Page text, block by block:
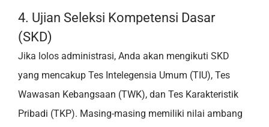
4. Ujian Seleksi Kompetensi Dasar
(SKD)
Jika lolos administrasi, Anda akan mengikuti SKD
yang mencakup Tes Intelegensia Umum (TIU), Tes
Wawasan Kebangsaan (TWK), dan Tes Karakteristik
Pribadi (TKP). Masing-masing memiliki nilai ambang